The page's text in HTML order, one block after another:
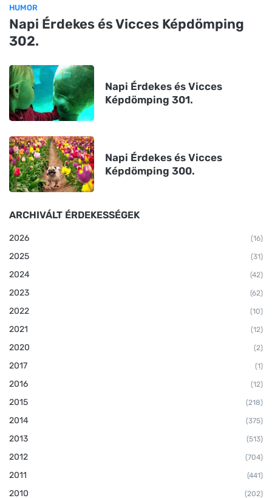
HUMOR
Napi Érdekes és Vicces Képdömping
302.
Napi Érdekes és Vicces
Képdömping 301.
Napi Érdekes és Vicces
Képdömping 300.
ARCHIVÁLT ÉRDEKESSÉGEK
2026 (16)
2025 (31)
2024 (42)
2023 (62)
2022 (10)
2021 (12)
2020 (2)
2017 (1)
2016 (12)
2015 (218)
2014 (375)
2013 (513)
2012 (704)
2011 (441)
2010 (202)